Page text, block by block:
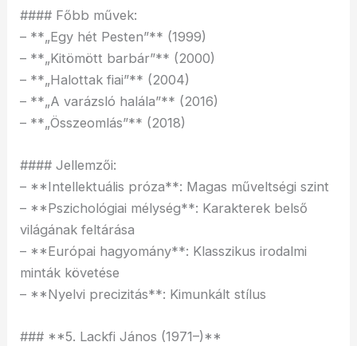
#### Főbb művek:
– **„Egy hét Pesten”** (1999)
– **„Kitömött barbár”** (2000)
– **„Halottak fiai”** (2004)
– **„A varázsló halála”** (2016)
– **„Összeomlás”** (2018)
#### Jellemzői:
– **Intellektuális próza**: Magas műveltségi szint
– **Pszichológiai mélység**: Karakterek belső
világának feltárása
– **Európai hagyomány**: Klasszikus irodalmi
minták követése
– **Nyelvi precizitás**: Kimunkált stílus
### **5. Lackfi János (1971–)**